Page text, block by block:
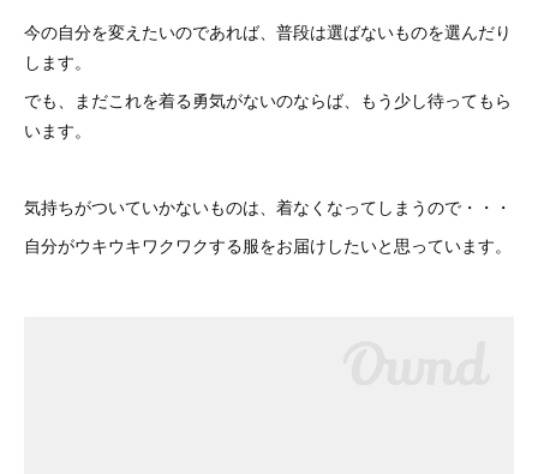
今の自分を変えたいのであれば、普段は選ばないものを選んだり
します。
でも、まだこれを着る勇気がないのならば、もう少し待ってもら
います。
気持ちがついていかないものは、着なくなってしまうので・・・
自分がウキウキワクワクする服をお届けしたいと思っています。